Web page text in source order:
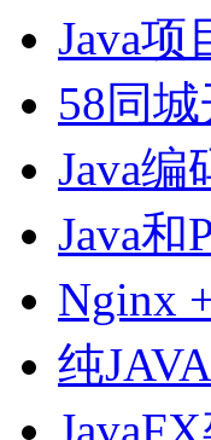
Java项
58同
Java
Java和
Nginx
纯